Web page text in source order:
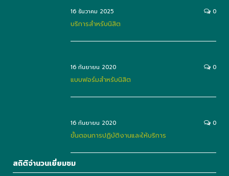
16 ธันวาคม 2025 0
บริการสำหรับนิสิต
16 กันยายน 2020 0
แบบฟอร์มสำหรับนิสิต
16 กันยายน 2020 0
ขั้นตอนการปฏิบัติงานและให้บริการ
สถิติจำนวนเยี่ยมชม